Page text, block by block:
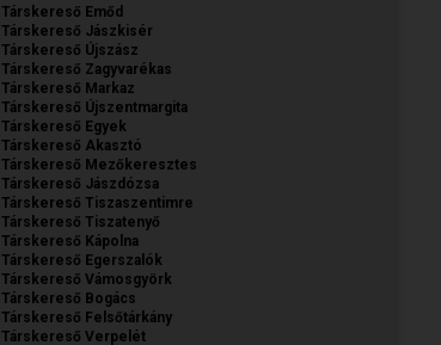
Társkereső Emőd
Társkereső Jászkisér
Társkereső Újszász
Társkereső Zagyvarékas
Társkereső Markaz
Társkereső Újszentmargita
Társkereső Egyek
Társkereső Akasztó
Társkereső Mezőkeresztes
Társkereső Jászdózsa
Társkereső Tiszaszentimre
Társkereső Tiszatenyő
Társkereső Kápolna
Társkereső Egerszalók
Társkereső Vámosgyörk
Társkereső Bogács
Társkereső Felsőtárkány
Társkereső Verpelét